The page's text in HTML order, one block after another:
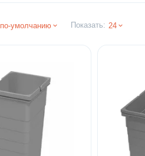
по-умолчанию Показать: 24